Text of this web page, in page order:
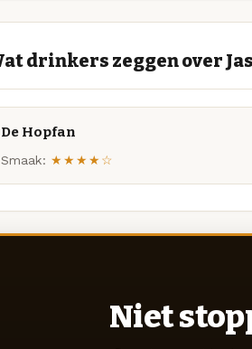
drinkers zeggen over
De Hopfan
Smaak: ★★★★☆
Niet